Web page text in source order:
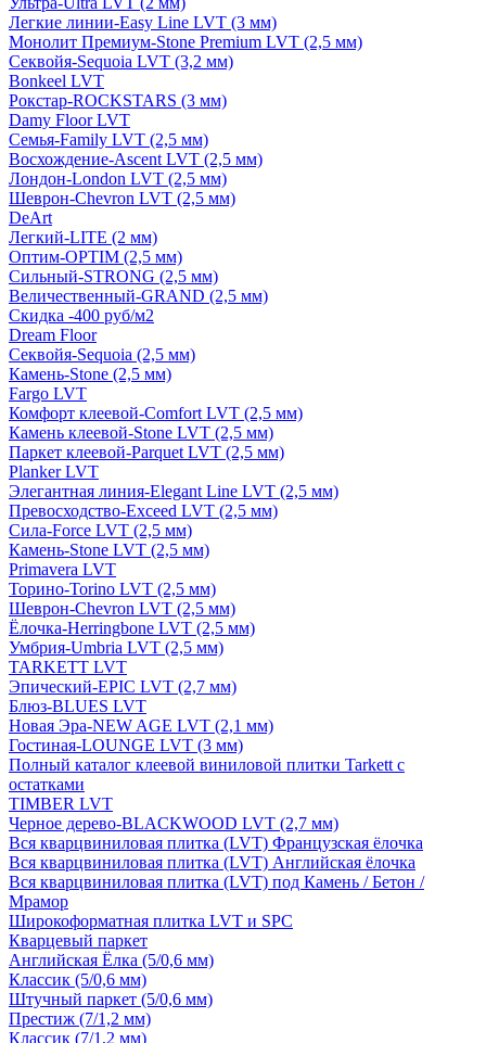
Легкие линии-Easy Line LVT (3 мм)
Монолит Премиум-Stone Premium LVT (2,5 мм)
Секвойя-Sequoia LVT (3,2 мм)
Bonkeel LVT
Рокстар-ROCKSTARS (3 мм)
Damy Floor LVT
Семья-Family LVT (2,5 мм)
Восхождение-Ascent LVT (2,5 мм)
Лондон-London LVT (2,5 мм)
Шеврон-Chevron LVT (2,5 мм)
DeArt
Легкий-LITE (2 мм)
Оптим-OPTIM (2,5 мм)
Сильный-STRONG (2,5 мм)
Величественный-GRAND (2,5 мм)
Скидка -400 руб/м2
Dream Floor
Секвойя-Sequoia (2,5 мм)
Камень-Stone (2,5 мм)
Fargo LVT
Комфорт клеевой-Comfort LVT (2,5 мм)
Камень клеевой-Stone LVT (2,5 мм)
Паркет клеевой-Parquet LVT (2,5 мм)
Planker LVT
Элегантная линия-Elegant Line LVT (2,5 мм)
Превосходство-Exceed LVT (2,5 мм)
Сила-Force LVT (2,5 мм)
Камень-Stone LVT (2,5 мм)
Primavera LVT
Торино-Torino LVT (2,5 мм)
Шеврон-Chevron LVT (2,5 мм)
Ёлочка-Herringbone LVT (2,5 мм)
Умбрия-Umbria LVT (2,5 мм)
TARKETT LVT
Эпический-EPIC LVT (2,7 мм)
Блюз-BLUES LVT
Новая Эра-NEW AGE LVT (2,1 мм)
Гостиная-LOUNGE LVT (3 мм)
Полный каталог клеевой виниловой плитки Tarkett с
остатками
TIMBER LVT
Черное дерево-BLACKWOOD LVT (2,7 мм)
Вся кварцвиниловая плитка (LVT) Французская ёлочка
Вся кварцвиниловая плитка (LVT) Английская ёлочка
Вся кварцвиниловая плитка (LVT) под Камень / Бетон /
Мрамор
Широкоформатная плитка LVT и SPC
Кварцевый паркет
Английская Ёлка (5/0,6 мм)
Классик (5/0,6 мм)
Штучный паркет (5/0,6 мм)
Престиж (7/1,2 мм)
Классик (7/1,2 мм)